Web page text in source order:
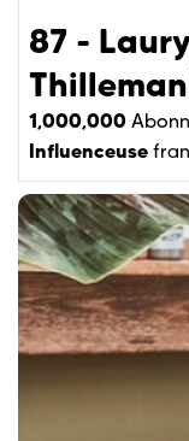
87 -
1,000,000
Influenceuse